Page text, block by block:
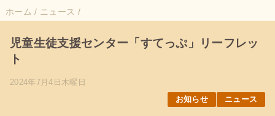
ホーム / ニュース /
児童生徒支援センター「すてっぷ」リーフレッ
ト
2024年7月4日木曜日
お知らせ
ニュース